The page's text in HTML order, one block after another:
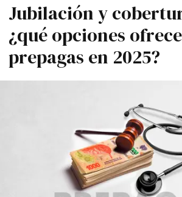
Jubilación y
¿qué opciones
prepagas en 2025?